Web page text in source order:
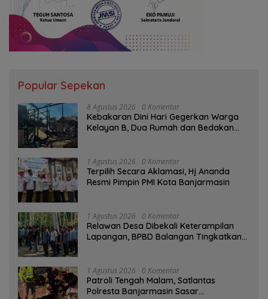
Popular Sepekan
8 Agustus 2026 0 Komentar
Kebakaran Dini Hari Gegerkan Warga
Kelayan B, Dua Rumah dan Bedakan
1 Agustus 2026 0 Komentar
‎Terpilih Secara Aklamasi, Hj Ananda
Resmi Pimpin PMI Kota Banjarmasin
1 Agustus 2026 0 Komentar
Relawan Desa Dibekali Keterampilan
Lapangan, BPBD Balangan Tingkatkan
1 Agustus 2026 0 Komentar
Patroli Tengah Malam, Satlantas
Polresta Banjarmasin Sasar